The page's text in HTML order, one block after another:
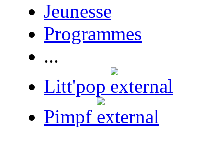
Jeunesse
Programmes
...
Litt'pop
Pimpf